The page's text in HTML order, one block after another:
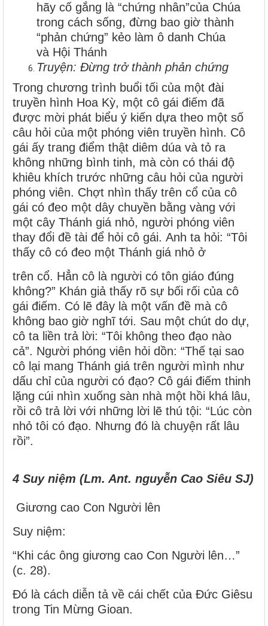
hãy cố gắng là “chứng nhân”của Chúa
trong cách sống, đừng bao giờ thành
“phản chứng” kẻo làm ô danh Chúa
và Hội Thánh
Truyện: Đừng trở thành phản chứng
Trong chương trình buổi tối của một đài
truyền hình Hoa Kỳ, một cô gái điếm đã
được mời phát biểu ý kiến dựa theo một số
câu hỏi của một phóng viên truyền hình. Cô
gái ấy trang điểm thật diêm dúa và tỏ ra
không những bình tinh, mà còn có thái độ
khiêu khích trước những câu hỏi của người
phóng viên. Chợt nhìn thấy trên cổ của cô
gái có đeo một dây chuyền bằng vàng với
một cây Thánh giá nhỏ, người phóng viên
thay đổi đề tài để hỏi cô gái. Anh ta hỏi: “Tôi
thấy cô có đeo một Thánh giá nhỏ ở
trên cổ. Hẳn cô là người có tôn giáo đúng
không?” Khán giả thấy rõ sự bối rối của cô
gái điếm. Có lẽ đây là một vấn đề mà cô
không bao giờ nghĩ tới. Sau một chút do dự,
cô ta liền trả lời: “Tôi không theo đạo nào
cả”. Người phóng viên hỏi dồn: “Thế tại sao
cô lại mang Thánh giá trên người mình như
dấu chỉ của người có đạo? Cô gái điếm thinh
lặng cúi nhìn xuống sàn nhà một hồi khá lâu,
rồi cô trả lời với những lời lẽ thú tội: “Lúc còn
nhỏ tôi có đạo. Nhưng đó là chuyện rất lâu
rồi”.
4 Suy niệm (Lm. Ant. nguyễn Cao Siêu SJ)
Giương cao Con Người lên
Suy niệm:
“Khi các ông giương cao Con Người lên…”
(c. 28).
Đó là cách diễn tả về cái chết của Đức Giêsu
trong Tin Mừng Gioan.